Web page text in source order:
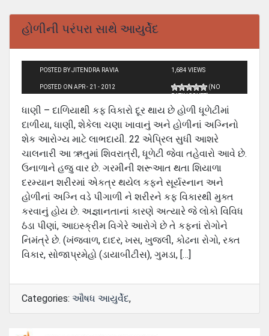
હોળીની પરંપરા સાથે આયુર્વેદ
POSTED BY JITENDRA RAVIA
POSTED ON APR - 21 - 2012
1,684 VIEWS
(NO
RATINGS YET)
ધાણી – દાળિયાથી કફ વિકારો દૂર થાય છે હોળી ધૂળેટીમાં
દાળીયા, ધાણી, શેકેલા ચણા ખાવાનું અને હોળીનાં અગ્નિનો
શેક આરોગ્ય માટે લાભદાયી. 22 એપ્રિલ સુધી આશરે
ચાલનારી આ ઋતુમાં શિવરાત્રી, ધૂળેટી જેવા તહેવારો આવે છે.
ઉનાળાને હજુ વાર છે. ગરમીની શરૂઆત થતા શિયાળા
દરમ્યાન શરીરમાં એકત્ર થયેલ કફને સૂર્યસ્નાન અને
હોળીનાં અગ્નિ વડે પીગાળી ને શરીરને કફ વિકારથી મુક્ત
કરવાનું હોય છે. અજ્ઞાનતાનાં કારણે અત્યારે જે લોકો વિવિધ
ઠંડા પીણાં, આઇસ્ક્રીમ વિગેરે આરોગે છે તે કફનાં રોગોને
નિમંત્રે છે. (ખંજવાળ, દાદર, ખસ, ખુજલી, કોઢના રોગો, રક્ત
વિકાર, સોજાપ્રમેહો (ડાયાબીટીસ), ગુમડા, […]
Categories: ઔષધ આયુર્વેદ,